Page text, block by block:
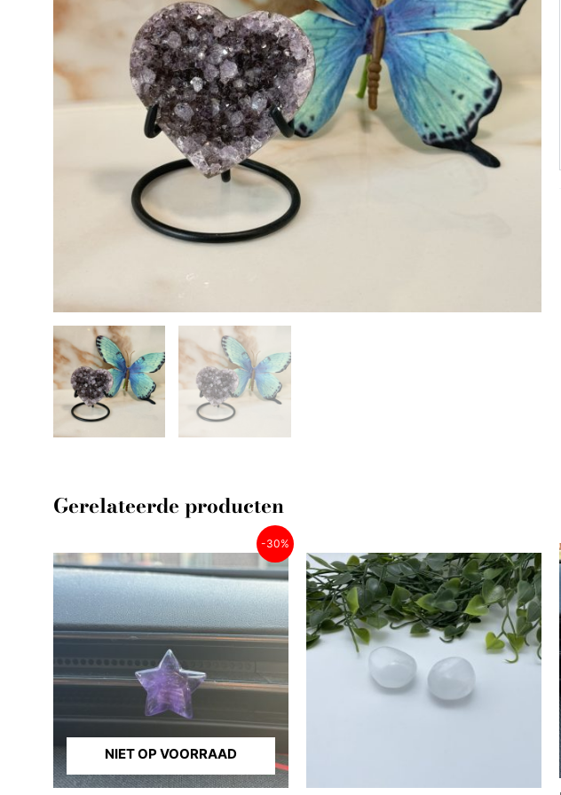
Gerelateerde producten
-30%
NIET OP VOORRAAD
prijs
was:
prijs
is: